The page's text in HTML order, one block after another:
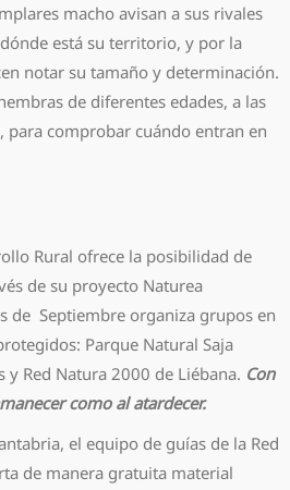
macho avisan a sus rivales
está su territorio, y por la
notar su tamaño y determinación.
de diferentes edades, a las
para comprobar cuándo entran en
Rural ofrece la posibilidad de
de su proyecto Naturea
de Septiembre organiza grupos en
Parque Natural Saja
y Red Natura 2000 de Liébana. Con
como al atardecer.
el equipo de guías de la Red
de manera gratuita material